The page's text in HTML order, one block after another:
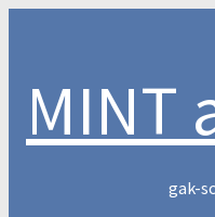
MINT
gak-